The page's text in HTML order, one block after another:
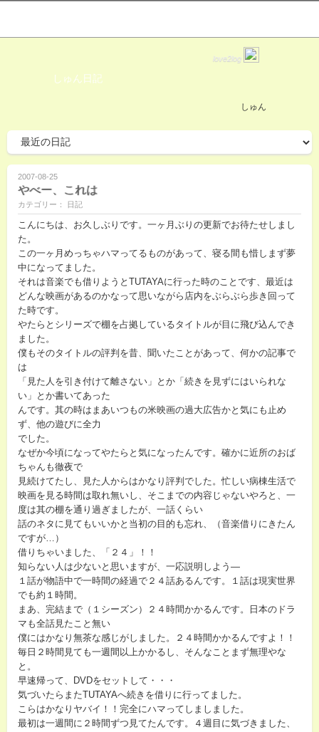
love2log
しゅん日記
しゅん
2007-08-25
やべー、これは
カテゴリー： 日記
こんにちは、お久しぶりです。一ヶ月ぶりの更新でお待たせしまし
た。
この一ヶ月めっちゃハマってるものがあって、寝る間も惜しまず夢
中になってました。
それは音楽でも借りようとTUTAYAに行った時のことです、最近は
どんな映画があるのかなって思いながら店内をぶらぶら歩き回って
た時です。
やたらとシリーズで棚を占拠しているタイトルが目に飛び込んでき
ました。
僕もそのタイトルの評判を昔、聞いたことがあって、何かの記事で
は
「見た人を引き付けて離さない」とか「続きを見ずにはいられな
い」とか書いてあった
んです。其の時はまあいつもの米映画の過大広告かと気にも止め
ず、他の遊びに全力
でした。
なぜか今頃になってやたらと気になったんです。確かに近所のおば
ちゃんも徹夜で
見続けてたし、見た人からはかなり評判でした。忙しい病棟生活で
映画を見る時間は取れ無いし、そこまでの内容じゃないやろと、一
度は其の棚を通り過ぎましたが、一話くらい
話のネタに見てもいいかと当初の目的も忘れ、（音楽借りにきたん
ですが…）
借りちゃいました、「２４」！！
知らない人は少ないと思いますが、一応説明しよう―
１話が物語中で一時間の経過で２４話あるんです。１話は現実世界
でも約１時間。
まあ、完結まで（１シーズン）２４時間かかるんです。日本のドラ
マも全話見たこと無い
僕にはかなり無茶な感じがしました。２４時間かかるんですよ！！
毎日２時間見ても一週間以上かかるし、そんなことまず無理やな
と。
早速帰って、DVDをセットして・・・
気づいたらまたTUTAYAへ続きを借りに行ってました。
こらはかなりヤバイ！！完全にハマってしましました。
最初は一週間に２時間ずつ見てたんです。４週目に気づきました、